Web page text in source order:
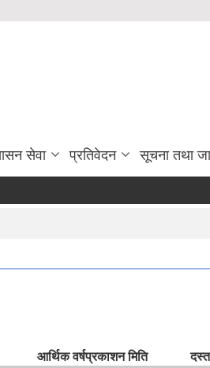
सेवा प्रतिवेदन सूचना तथा
आर्थिक वर्षप्रकाशन मिति